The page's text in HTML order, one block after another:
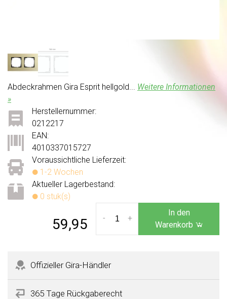
Abdeckrahmen Gira Esprit hellgold... Weitere Informationen
»
Voraussichtliche Lieferzeit:
1-2 Wochen
Aktueller Lagerbestand:
0 stuk(s)
Herstellernummer:
0212217
EAN:
4010337015727
59,95 +
-
In den
Warenkorb
Offizieller Gira-Händler
365 Tage Rückgaberecht